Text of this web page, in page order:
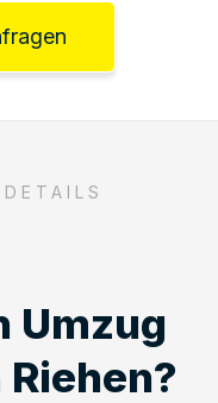
Umzug